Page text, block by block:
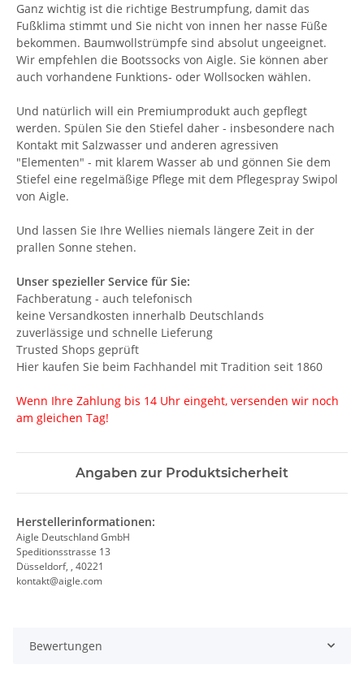
Ganz wichtig ist die richtige Bestrumpfung, damit das
Fußklima stimmt und Sie nicht von innen her nasse Füße
bekommen. Baumwollstrümpfe sind absolut ungeeignet.
Wir empfehlen die Bootssocks von Aigle. Sie können aber
auch vorhandene Funktions- oder Wollsocken wählen.
Und natürlich will ein Premiumprodukt auch gepflegt
werden. Spülen Sie den Stiefel daher - insbesondere nach
Kontakt mit Salzwasser und anderen agressiven
"Elementen" - mit klarem Wasser ab und gönnen Sie dem
Stiefel eine regelmäßige Pflege mit dem Pflegespray Swipol
von Aigle.
Und lassen Sie Ihre Wellies niemals längere Zeit in der
prallen Sonne stehen.
Unser spezieller Service für Sie:
Fachberatung - auch telefonisch
keine Versandkosten innerhalb Deutschlands
zuverlässige und schnelle Lieferung
Trusted Shops geprüft
Hier kaufen Sie beim Fachhandel mit Tradition seit 1860
Wenn Ihre Zahlung bis 14 Uhr eingeht, versenden wir noch
am gleichen Tag!
Angaben zur Produktsicherheit
Herstellerinformationen:
Aigle Deutschland GmbH
Speditionsstrasse 13
Düsseldorf, , 40221
kontakt@aigle.com
Bewertungen